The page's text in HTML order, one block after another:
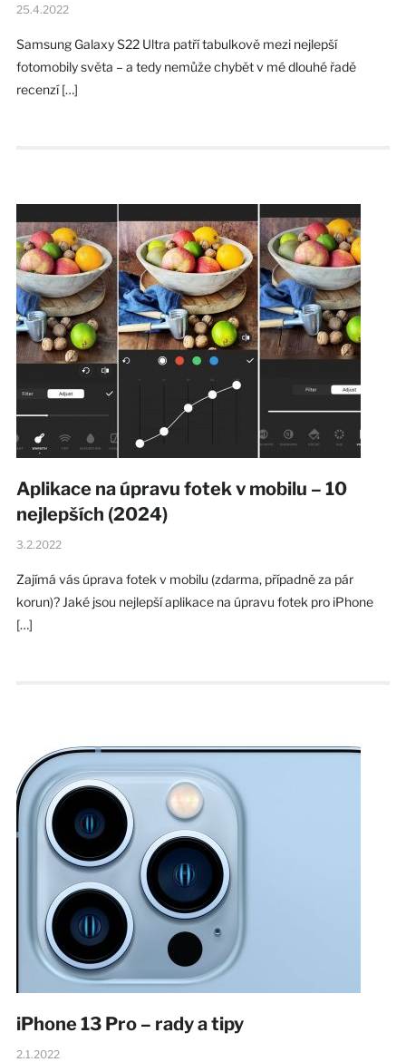
25.4.2022
Samsung Galaxy S22 Ultra patří tabulkově mezi nejlepší
fotomobily světa – a tedy nemůže chybět v mé dlouhé řadě
recenzí […]
Aplikace na úpravu fotek v mobilu – 10
nejlepších (2024)
3.2.2022
Zajímá vás úprava fotek v mobilu (zdarma, případně za pár
korun)? Jaké jsou nejlepší aplikace na úpravu fotek pro iPhone
[…]
iPhone 13 Pro – rady a tipy
2.1.2022